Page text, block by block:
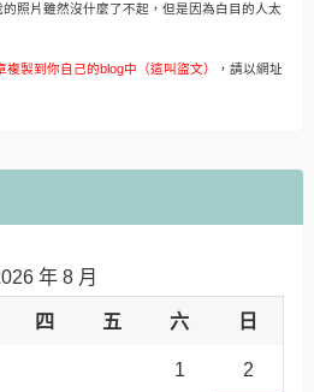
照片雖然沒什麼了不起，但是因為白目的人太
複製到你自己的blog中（這叫盜文） ，請以網址
年 8 月
四 五 六 日
1 2